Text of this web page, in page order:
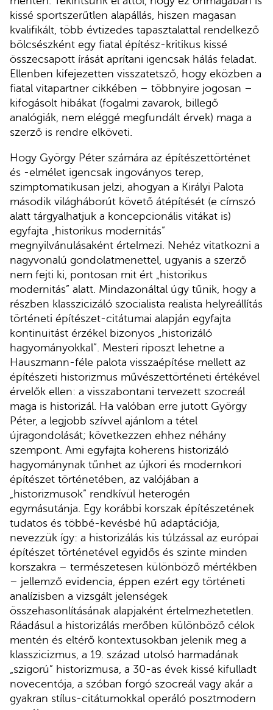
kissé sportszerűtlen alapállás, hiszen magasan
kvalifikált, több évtizedes tapasztalattal rendelkező
bölcsészként egy fiatal építész-kritikus kissé
összecsapott írását aprítani igencsak hálás feladat.
Ellenben kifejezetten visszatetsző, hogy eközben a
fiatal vitapartner cikkében – többnyire jogosan –
kifogásolt hibákat (fogalmi zavarok, billegő
analógiák, nem eléggé megfundált érvek) maga a
szerző is rendre elköveti.
Hogy György Péter számára az építészettörténet
és -elmélet igencsak ingoványos terep,
szimptomatikusan jelzi, ahogyan a Királyi Palota
második világháborút követő átépítését (e címszó
alatt tárgyalhatjuk a koncepcionális vitákat is)
egyfajta „historikus modernitás”
megnyilvánulásaként értelmezi. Nehéz vitatkozni a
nagyvonalú gondolatmenettel, ugyanis a szerző
nem fejti ki, pontosan mit ért „historikus
modernitás” alatt. Mindazonáltal úgy tűnik, hogy a
részben klasszicizáló szocialista realista helyreállítás
történeti építészet-citátumai alapján egyfajta
kontinuitást érzékel bizonyos „historizáló
hagyományokkal”. Mesteri riposzt lehetne a
Hauszmann-féle palota visszaépítése mellett az
építészeti historizmus művészettörténeti értékével
érvelők ellen: a visszabontani tervezett szocreál
maga is historizál. Ha valóban erre jutott György
Péter, a legjobb szívvel ajánlom a tétel
újragondolását; következzen ehhez néhány
szempont. Ami egyfajta koherens historizáló
hagyománynak tűnhet az újkori és modernkori
építészet történetében, az valójában a
„historizmusok” rendkívül heterogén
egymásutánja. Egy korábbi korszak építészetének
tudatos és többé-kevésbé hű adaptációja,
nevezzük így: a historizálás kis túlzással az európai
építészet történetével egyidős és szinte minden
korszakra – természetesen különböző mértékben
– jellemző evidencia, éppen ezért egy történeti
analízisben a vizsgált jelenségek
összehasonlításának alapjaként értelmezhetetlen.
Ráadásul a historizálás merőben különböző célok
mentén és eltérő kontextusokban jelenik meg a
klasszicizmus, a 19. század utolsó harmadának
„szigorú” historizmusa, a 30-as évek kissé kifulladt
novecentója, a szóban forgó szocreál vagy akár a
gyakran stílus-citátumokkal operáló posztmodern